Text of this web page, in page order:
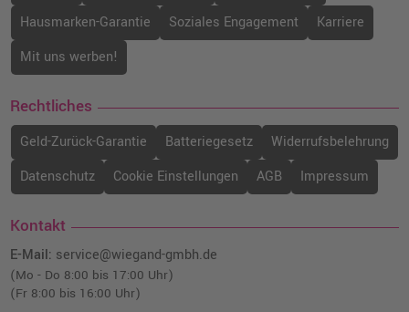
Hausmarken-Garantie
Soziales Engagement
Karriere
Mit uns werben!
Rechtliches
Geld-Zurück-Garantie Batteriegesetz
Widerrufsbelehrung
Datenschutz
Cookie Einstellungen AGB Impressum
Kontakt
E-Mail: service@wiegand-gmbh.de
(Mo - Do 8:00 bis 17:00 Uhr)
(Fr 8:00 bis 16:00 Uhr)